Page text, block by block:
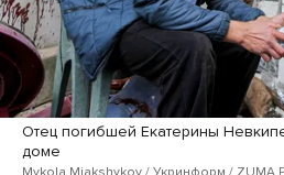
Отец погибшей Екатерины
доме